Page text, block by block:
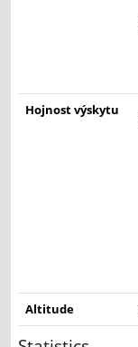
Hojnost výskytu
Altitude